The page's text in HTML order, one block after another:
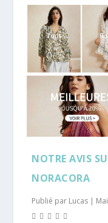
NOTRE AVIS
NORACORA
Publié par Lucas |